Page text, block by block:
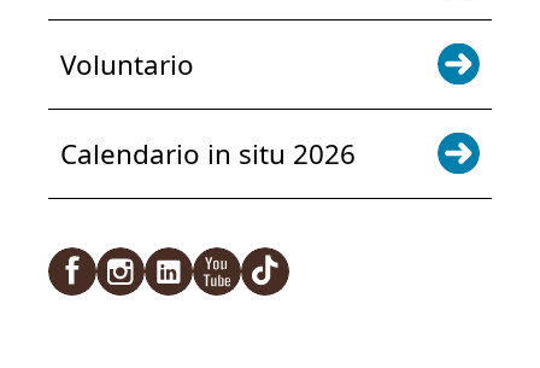
Voluntario
Calendario in situ 2026